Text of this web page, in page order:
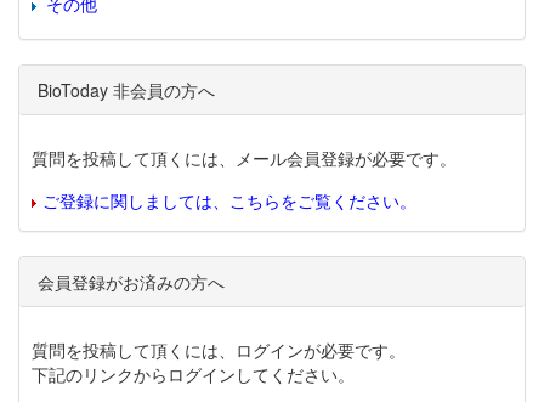
BioToday 非会員の方へ
質問を投稿して頂くには、メール会員登録が必要です。
ご登録に関しましては、こちらをご覧ください。
会員登録がお済みの方へ
質問を投稿して頂くには、ログインが必要です。
下記のリンクからログインしてください。